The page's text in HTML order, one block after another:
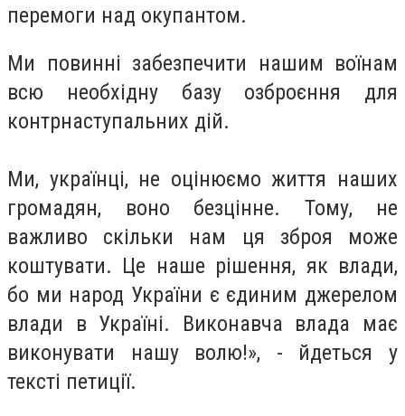
перемоги над окупантом.
Ми повинні забезпечити нашим воїнам
всю необхідну базу озброєння для
контрнаступальних дій.
Ми, українці, не оцінюємо життя наших
громадян, воно безцінне. Тому, не
важливо скільки нам ця зброя може
коштувати. Це наше рішення, як влади,
бо ми народ України є єдиним джерелом
влади в Україні. Виконавча влада має
виконувати нашу волю!», - йдеться у
тексті петиції.